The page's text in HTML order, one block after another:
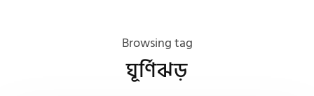
Browsing tag
ঘূর্ণিঝড়